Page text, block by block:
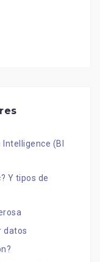
(BI
Y tipos de
datos